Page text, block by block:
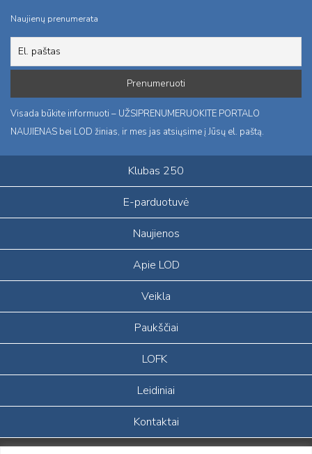
Naujienų prenumerata
Visada būkite informuoti – UŽSIPRENUMERUOKITE PORTALO
NAUJIENAS bei LOD žinias, ir mes jas atsiųsime į Jūsų el. paštą.
Klubas 250
E-parduotuvė
Naujienos
Apie LOD
Veikla
Paukščiai
LOFK
Leidiniai
Kontaktai